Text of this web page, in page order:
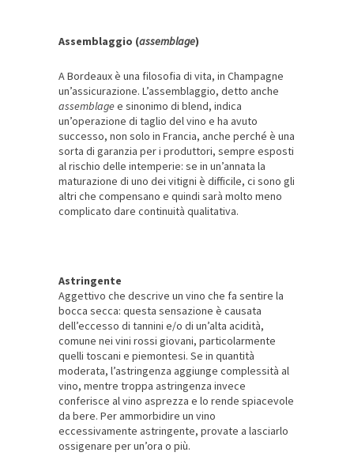
Assemblaggio (assemblage)
A Bordeaux è una filosofia di vita, in Champagne
un’assicurazione. L’assemblaggio, detto anche
assemblagee sinonimo di blend, indica
un’operazione di taglio del vino e ha avuto
successo, non solo in Francia, anche perché è una
sorta di garanzia per i produttori, sempre esposti
al rischio delle intemperie: se in un’annata la
maturazione di uno dei vitigni è difficile, ci sono gli
altri che compensano e quindi sarà molto meno
complicato dare continuità qualitativa.
Astringente
Aggettivo che descrive un vino che fa sentire la
bocca secca: questa sensazione è causata
dell’eccesso di tannini e/o di un’alta acidità,
comune nei vini rossi giovani, particolarmente
quelli toscani e piemontesi. Se in quantità
moderata, l’astringenza aggiunge complessità al
vino, mentre troppa astringenza invece
conferisce al vino asprezza e lo rende spiacevole
da bere. Per ammorbidire un vino
eccessivamente astringente, provate a lasciarlo
ossigenare per un’ora o più.